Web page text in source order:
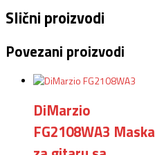
Slični proizvodi
Povezani proizvodi
DiMarzio
FG2108WA3 Maska